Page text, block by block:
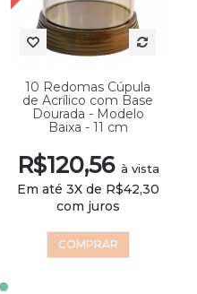
10 Redomas Cúpula
de Acrílico com Base
Dourada - Modelo
Baixa - 11 cm
R$120,56 à vista
Em até 3X de R$42,30
com juros
COMPRAR